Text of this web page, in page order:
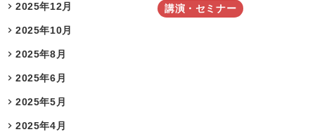
2025年12月
2025年10月
2025年8月
2025年6月
2025年5月
2025年4月
講演・セミナー